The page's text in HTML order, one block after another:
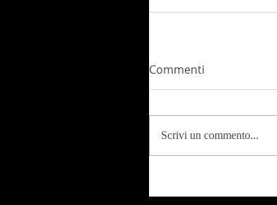
Commenti
Scrivi un commento...